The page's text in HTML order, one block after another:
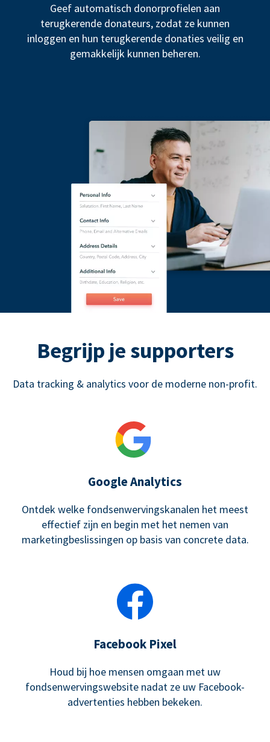
Geef automatisch donorprofielen aan
terugkerende donateurs, zodat ze kunnen
inloggen en hun terugkerende donaties veilig en
gemakkelijk kunnen beheren.
Begrijp je supporters
Data tracking & analytics voor de moderne non-profit.
Google Analytics
Ontdek welke fondsenwervingskanalen het meest
effectief zijn en begin met het nemen van
marketingbeslissingen op basis van concrete data.
Facebook Pixel
Houd bij hoe mensen omgaan met uw
fondsenwervingswebsite nadat ze uw Facebook-
advertenties hebben bekeken.